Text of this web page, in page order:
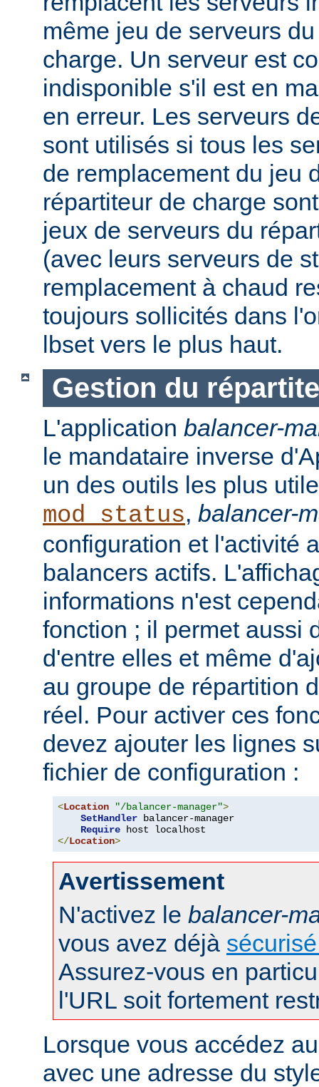
même jeu de serveurs
charge. Un serveur est
indisponible s'il est en
en erreur. Les serveurs
sont utilisés si tous les
de remplacement du jeu
répartiteur de charge
jeux de serveurs du
(avec leurs serveurs de
remplacement à chaud
toujours sollicités dans
lbset vers le plus haut.
Gestion du
L'application balancer-
le mandataire inverse
un des outils les plus
mod_status, balancer-
configuration et l'activité
balancers actifs.
informations n'est
fonction ; il permet aussi
d'entre elles et même
au groupe de répartition
réel. Pour activer ces
devez ajouter les lignes
fichier de configuration :
<Location "/balancer-manager">
SetHandler balancer-manager
Require
</Location>
Avertissement
N'activez le balancer-
vous avez déjà
Assurez-vous en
l'URL soit fortement
Lorsque vous accédez
avec une adresse du